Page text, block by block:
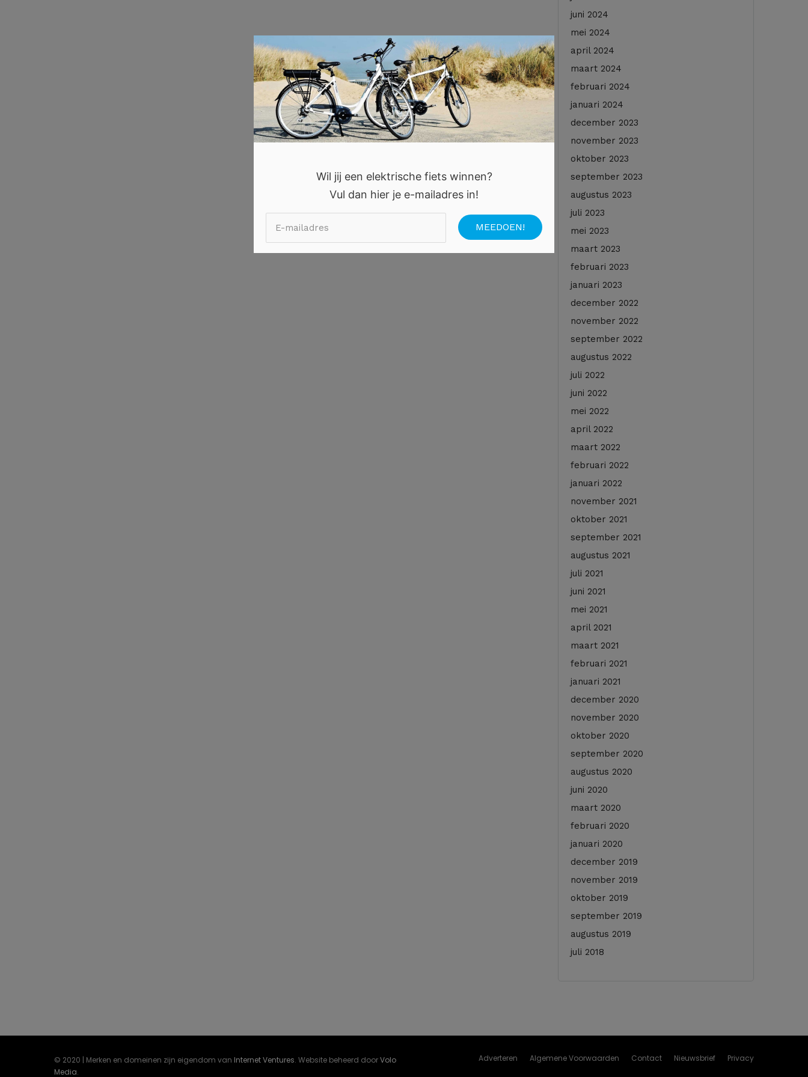
juni 2024
mei 2024
april 2024
maart 2024
februari 2024
januari 2024
december 2023
november 2023
oktober 2023
september 2023
augustus 2023
juli 2023
mei 2023
maart 2023
februari 2023
januari 2023
december 2022
november 2022
september 2022
augustus 2022
juli 2022
juni 2022
mei 2022
april 2022
maart 2022
februari 2022
januari 2022
november 2021
oktober 2021
september 2021
augustus 2021
juli 2021
juni 2021
mei 2021
april 2021
maart 2021
februari 2021
januari 2021
december 2020
november 2020
oktober 2020
september 2020
augustus 2020
juni 2020
maart 2020
februari 2020
januari 2020
december 2019
november 2019
oktober 2019
september 2019
augustus 2019
juli 2018
Adverteren Algemene Voorwaarden Contact Nieuwsbrief Privacy
© 2020 | Merken en domeinen zijn eigendom van Internet Ventures. Website beheerd doorVolo
Media.
Wil jij een elektrische fiets winnen?
Vul dan hier je e-mailadres in!
×